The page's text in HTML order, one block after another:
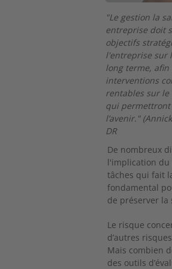
"Le gestion la
entreprise doit
objectifs
l'entreprise sur
long terme,
interventions
rentables sur
qui
l’avenir."
DR
De nombreux
l'implication du
tâches qui fait
fondamental
de préserver la
Le risque
d’autres
Mais combien
des outils